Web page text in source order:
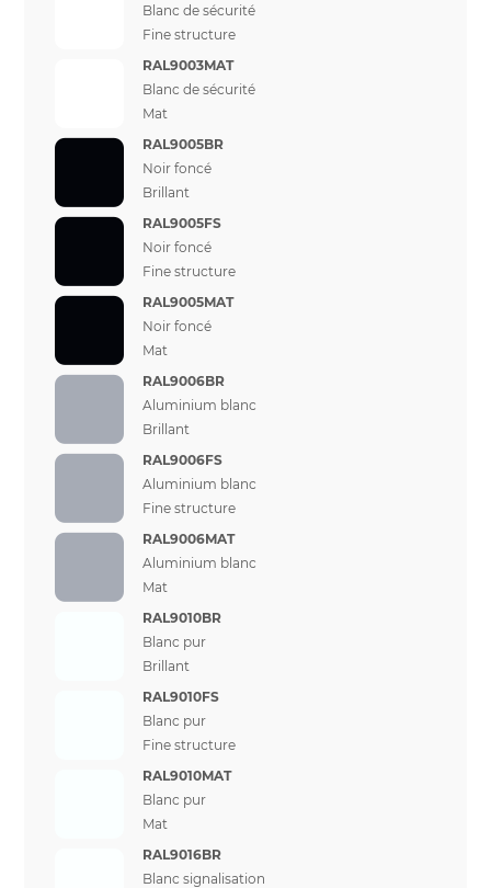
Blanc de sécurité
Fine structure
RAL9003MAT
Blanc de sécurité
Mat
RAL9005BR
Noir foncé
Brillant
RAL9005FS
Noir foncé
Fine structure
RAL9005MAT
Noir foncé
Mat
RAL9006BR
Aluminium blanc
Brillant
RAL9006FS
Aluminium blanc
Fine structure
RAL9006MAT
Aluminium blanc
Mat
RAL9010BR
Blanc pur
Brillant
RAL9010FS
Blanc pur
Fine structure
RAL9010MAT
Blanc pur
Mat
RAL9016BR
Blanc signalisation